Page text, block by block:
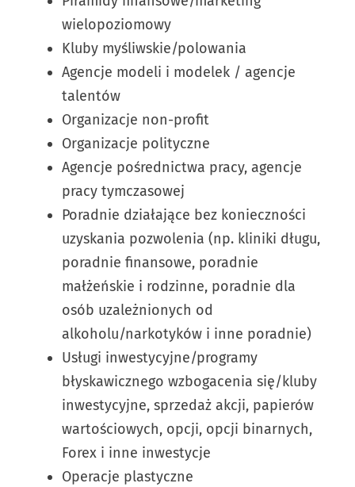
wielopoziomowy
Kluby myśliwskie/polowania
Agencje modeli i modelek / agencje
talentów
Organizacje non-profit
Organizacje polityczne
Agencje pośrednictwa pracy, agencje
pracy tymczasowej
Poradnie działające bez konieczności
uzyskania pozwolenia (np. kliniki długu,
poradnie finansowe, poradnie
małżeńskie i rodzinne, poradnie dla
osób uzależnionych od
alkoholu/narkotyków i inne poradnie)
Usługi inwestycyjne/programy
błyskawicznego wzbogacenia się/kluby
inwestycyjne, sprzedaż akcji, papierów
wartościowych, opcji, opcji binarnych,
Forex i inne inwestycje
Operacje plastyczne